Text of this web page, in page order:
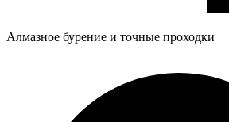
Алмазное бурение и точные проходки